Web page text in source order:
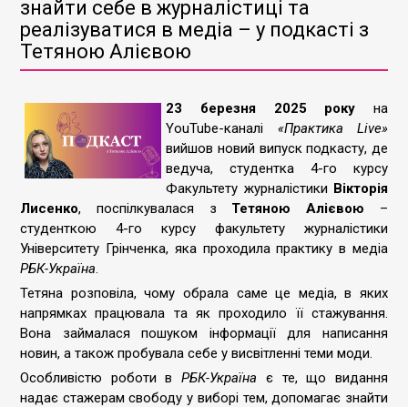
знайти себе в журналістиці та
реалізуватися в медіа – у подкасті з
Тетяною Алієвою
23 березня 2025 року на
YouTube-каналі «Практика Live»
вийшов новий випуск подкасту, де
ведуча, студентка 4-го курсу
Факультету журналістики Вікторія
Лисенко, поспілкувалася з Тетяною Алієвою –
студенткою 4-го курсу факультету журналістики
Університету Грінченка, яка проходила практику в медіа
РБК-Україна.
Тетяна розповіла, чому обрала саме це медіа, в яких
напрямках працювала та як проходило її стажування.
Вона займалася пошуком інформації для написання
новин, а також пробувала себе у висвітленні теми моди.
Особливістю роботи вРБК-Україна є те, що видання
надає стажерам свободу у виборі тем, допомагає знайти